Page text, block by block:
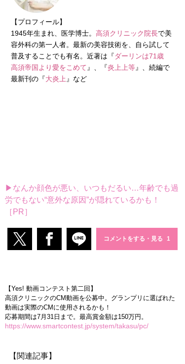
【プロフィール】
1945年生まれ、医学博士。 高須クリニック院長で美
容外科の第一人者。最新の美容技術を、自ら試して
普及することでも有名。近著は『ダーリンは71歳
高須帝国より愛をこめて 』、『炎上上等』、続編で
最新刊の『大炎上 』など
▶なんか顔色が悪い、いつもだるい…年齢でも過
労でもない“意外な原因”が隠れているかも！
［PR］
コメントをする・見る
【Yes! 動画コンテスト第二回】
高須クリニックのCM動画を公募中。グランプリに選ばれた
動画は実際のCMに使用されるかも！
応募期間は7月31日まで。最高賞金額は150万円。
https://www.smartcontest.jp/system/takasu/pc/
【関連記事】